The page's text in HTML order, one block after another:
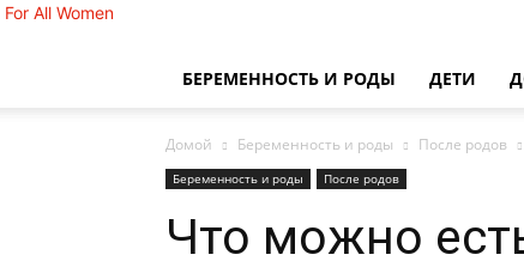
For All Women
БЕРЕМЕННОСТЬ И РОДЫ ДЕТИ
Домой Беременность и роды После родов
Беременность и роды После родов
Что можно